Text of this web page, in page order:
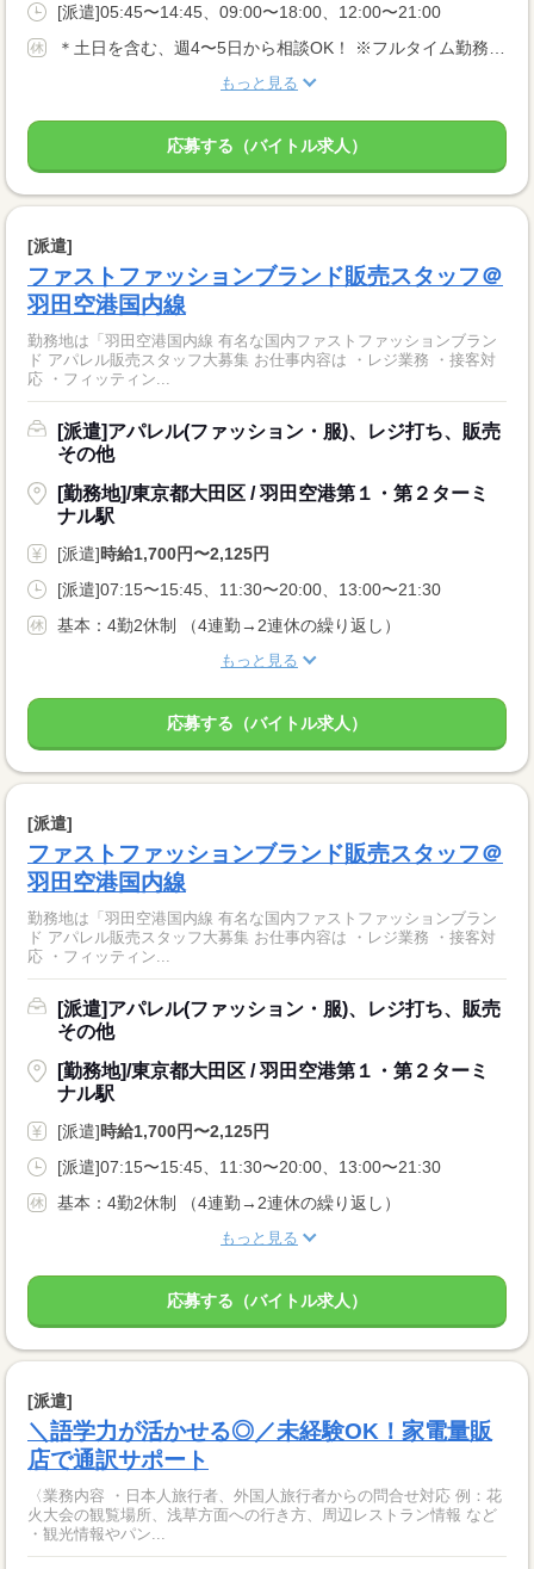
[派遣]05:45〜14:45、09:00〜18:00、12:00〜21:00
もっと見る
応募する（バイトル求人）
[派遣]
ファストファッションブランド販売スタッフ＠
羽田空港国内線
勤務地は「羽田空港国内線 有名な国内ファストファッションブラン
ド アパレル販売スタッフ大募集 お仕事内容は ・レジ業務 ・接客対
応 ・フィッティン...
[派遣]アパレル(ファッション・服)、レジ打ち、販売
その他
[勤務地]/東京都大田区 / 羽田空港第１・第２ターミ
ナル駅
[派遣]時給1,700円〜2,125円
[派遣]07:15〜15:45、11:30〜20:00、13:00〜21:30
基本：4勤2休制 （4連勤→2連休の繰り返し）
もっと見る
応募する（バイトル求人）
[派遣]
ファストファッションブランド販売スタッフ＠
羽田空港国内線
勤務地は「羽田空港国内線 有名な国内ファストファッションブラン
ド アパレル販売スタッフ大募集 お仕事内容は ・レジ業務 ・接客対
応 ・フィッティン...
[派遣]アパレル(ファッション・服)、レジ打ち、販売
その他
[勤務地]/東京都大田区 / 羽田空港第１・第２ターミ
ナル駅
[派遣]時給1,700円〜2,125円
[派遣]07:15〜15:45、11:30〜20:00、13:00〜21:30
基本：4勤2休制 （4連勤→2連休の繰り返し）
もっと見る
応募する（バイトル求人）
[派遣]
＼語学力が活かせる◎／未経験OK！家電量販
店で通訳サポート
〈業務内容 ・日本人旅行者、外国人旅行者からの問合せ対応 例：花
火大会の観覧場所、浅草方面への行き方、周辺レストラン情報 など
・観光情報やパン...